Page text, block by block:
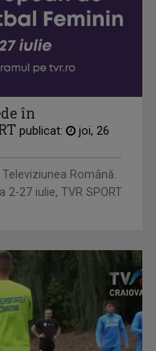
în
publicat:
joi, 26
Română.
27 iulie, TVR SPORT